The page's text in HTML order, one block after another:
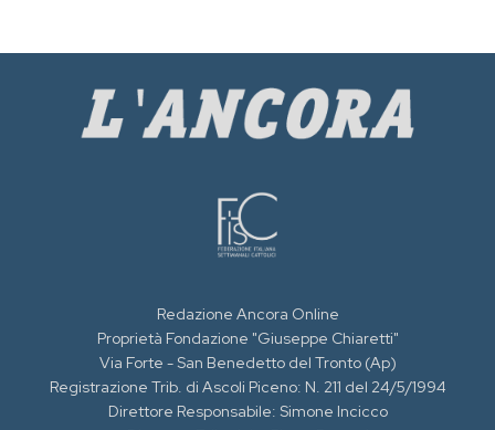
Redazione Ancora Online
Proprietà Fondazione "Giuseppe Chiaretti"
Via Forte - San Benedetto del Tronto (Ap)
Registrazione Trib. di Ascoli Piceno: N. 211 del 24/5/1994
Direttore Responsabile: Simone Incicco